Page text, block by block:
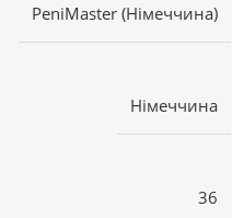
PeniMaster (Німеччина)
Німеччина
36